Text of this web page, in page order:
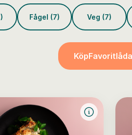
Fågel (7) Veg (7)
Köp